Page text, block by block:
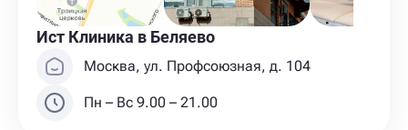
Ист Клиника в Беляево
Москва, ул. Профсоюзная, д. 104
Пн – Вс 9.00 – 21.00